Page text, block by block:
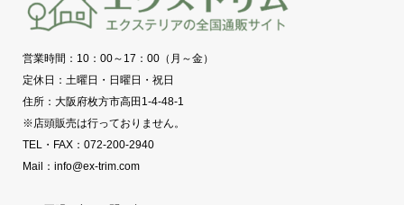
営業時間：10：00～17：00（月～金）
定休日：土曜日・日曜日・祝日
住所：大阪府枚方市高田1-4-48-1
※店頭販売は行っておりません。
TEL・FAX：072-200-2940
Mail：info@ex-trim.com